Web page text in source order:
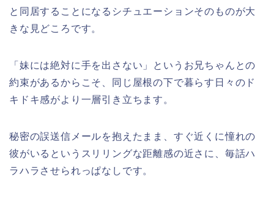
と同居することになるシチュエーションそのものが大
きな見どころです。
「妹には絶対に手を出さない」というお兄ちゃんとの
約束があるからこそ、同じ屋根の下で暮らす日々のド
キドキ感がより一層引き立ちます。
秘密の誤送信メールを抱えたまま、すぐ近くに憧れの
彼がいるというスリリングな距離感の近さに、毎話ハ
ラハラさせられっぱなしです。